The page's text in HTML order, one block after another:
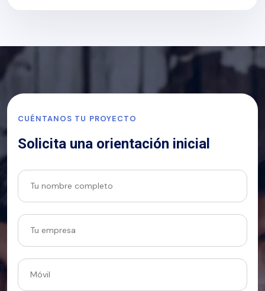
CUÉNTANOS TU PROYECTO
Solicita una orientación inicial